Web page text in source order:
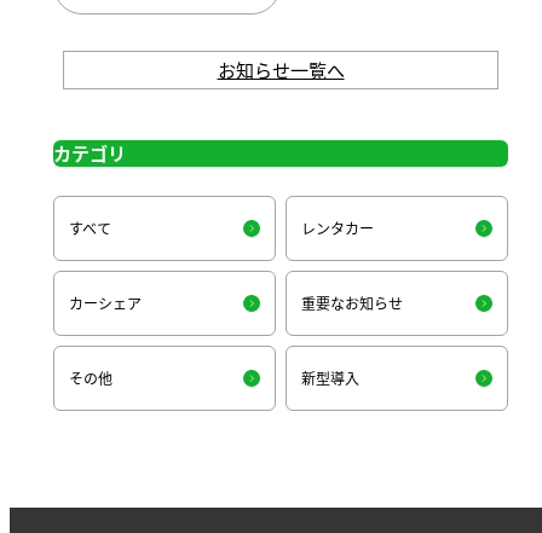
お知らせ一覧へ
カテゴリ
すべて レンタカー
カーシェア 重要なお知らせ
その他 新型導入